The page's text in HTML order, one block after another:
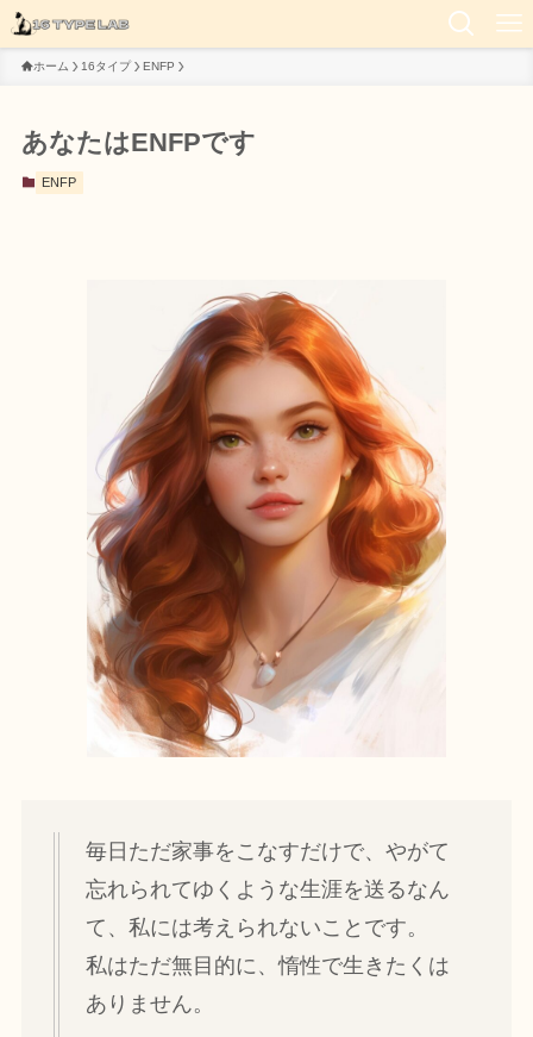
ホーム 16タイプ ENFP
あなたはENFPです
ENFP
毎日ただ家事をこなすだけで、やがて
忘れられてゆくような生涯を送るなん
て、私には考えられないことです。
私はただ無目的に、惰性で生きたくは
ありません。